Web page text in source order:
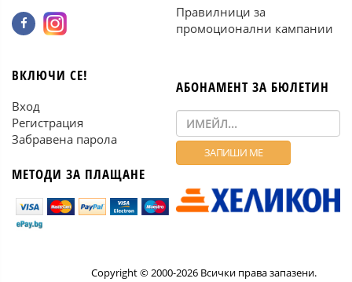
Правилници за
промоционални кампании
ВКЛЮЧИ СЕ!
Вход
Регистрация
Забравена парола
МЕТОДИ ЗА ПЛАЩАНЕ
АБОНАМЕНТ ЗА БЮЛЕТИН
Copyright © 2000-2026 Всички права запазени.